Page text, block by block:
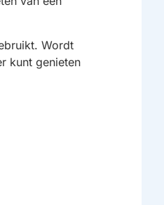
Wordt
kunt genieten